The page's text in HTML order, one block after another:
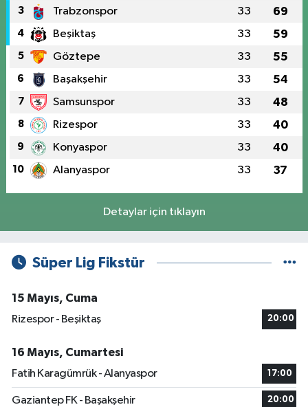
3 Trabzonspor 33 69
4 Beşiktaş 33 59
5 Göztepe 33 55
6 Başakşehir 33 54
7 Samsunspor 33 48
8 Rizespor 33 40
9 Konyaspor 33 40
10 Alanyaspor 33 37
Detaylar için tıklayın
Süper Lig Fikstür
15 Mayıs, Cuma
Rizespor - Beşiktaş
20:00
16 Mayıs, Cumartesi
Fatih Karagümrük - Alanyaspor
17:00
Gaziantep FK - Başakşehir 20:00